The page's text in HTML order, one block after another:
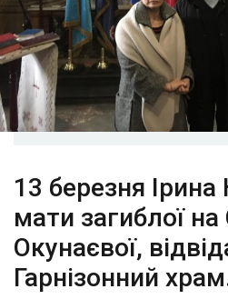
13 березня Ірина
мати загиблої на
Окунаєвої,
Гарнізонний